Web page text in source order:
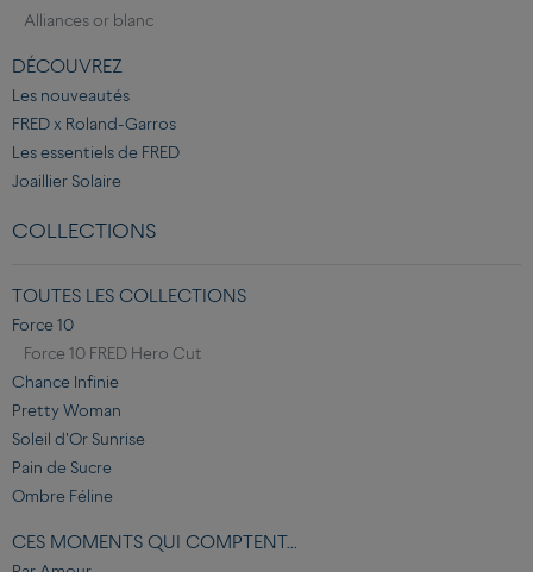
Alliances or blanc
DÉCOUVREZ
Les nouveautés
FRED x Roland-Garros
Les essentiels de FRED
Joaillier Solaire
COLLECTIONS
TOUTES LES COLLECTIONS
Force 10
Force 10 FRED Hero Cut
Chance Infinie
Pretty Woman
Soleil d'Or Sunrise
Pain de Sucre
Ombre Féline
CES MOMENTS QUI COMPTENT...